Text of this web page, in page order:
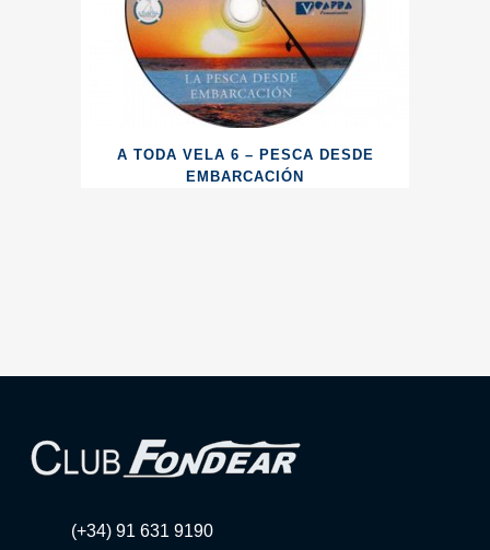
A TODA VELA 6 – PESCA DESDE
EMBARCACIÓN
(+34) 91 631 9190